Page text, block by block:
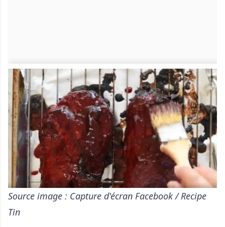
Source image : Capture d'écran Facebook / Recipe
Tin